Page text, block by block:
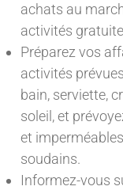
achats au
activités
Préparez vos
activités
bain, serviette,
soleil, et
et
soudains.
Informez-vous